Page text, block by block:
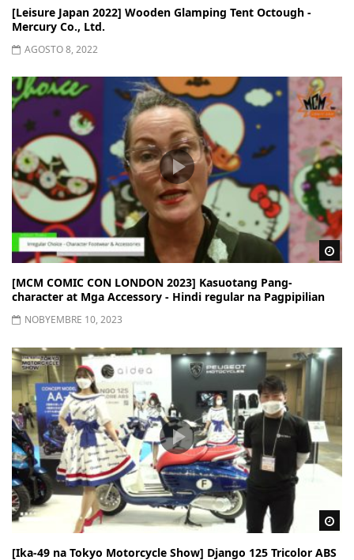
[Leisure Japan 2022] Wooden Glamping Tent Octough -
Mercury Co., Ltd.
AGOSTO 8, 2022
[MCM COMIC CON LONDON 2023] Kasuotang Pang-
character at Mga Accessory - Hindi regular na Pagpipilian
NOBYEMBRE 10, 2023
[Ika-49 na Tokyo Motorcycle Show] Django 125 Tricolor ABS